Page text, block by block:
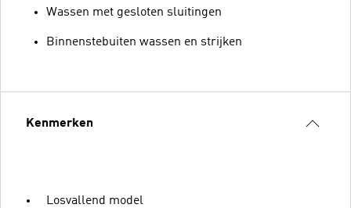
Wassen met gesloten sluitingen
Binnenstebuiten wassen en strijken
Kenmerken
Losvallend model